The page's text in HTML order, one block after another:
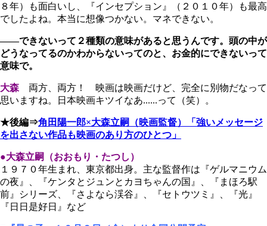
８年）も面白いし、『インセプション』（２０１０年）も最高
でしたよね。本当に想像つかない。マネできない。
――できないって２種類の意味があると思うんです。頭の中が
どうなってるのかわからないってのと、お金的にできないって
意味で。
大森 両方、両方！ 映画は映画だけど、完全に別物だなって
思いますね。日本映画キツイなあ......って（笑）。
★後編⇒角田陽一郎×大森立嗣（映画監督）「強いメッセージ
を出さない作品も映画のあり方のひとつ」
●大森立嗣（おおもり・たつし）
１９７０年生まれ、東京都出身。主な監督作は『ゲルマニウム
の夜』、『ケンタとジュンとカヨちゃんの国』、『まほろ駅
前』シリーズ、『さよなら渓谷』、『セトウツミ』、『光』
『日日是好日』など